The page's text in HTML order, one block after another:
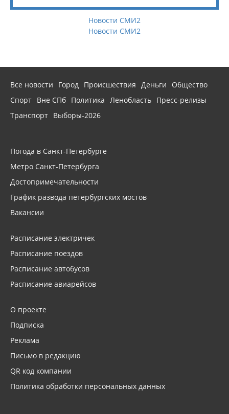
Новости СМИ2
Новости СМИ2
Все новости Город Происшествия Деньги
Общество
Спорт Вне СПб Политика Ленобласть Пресс-релизы
Транспорт Выборы-2026
Погода в Санкт-Петербурге
Метро Санкт-Петербурга
Достопримечательности
График развода петербургских мостов
Вакансии
Расписание электричек
Расписание поездов
Расписание автобусов
Расписание авиарейсов
О проекте
Подписка
Реклама
Письмо в редакцию
QR код компании
Политика обработки персональных данных